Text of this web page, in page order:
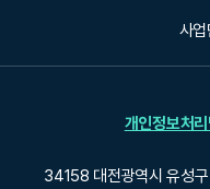
사업
개인정보처
34158 대전광역시 유성